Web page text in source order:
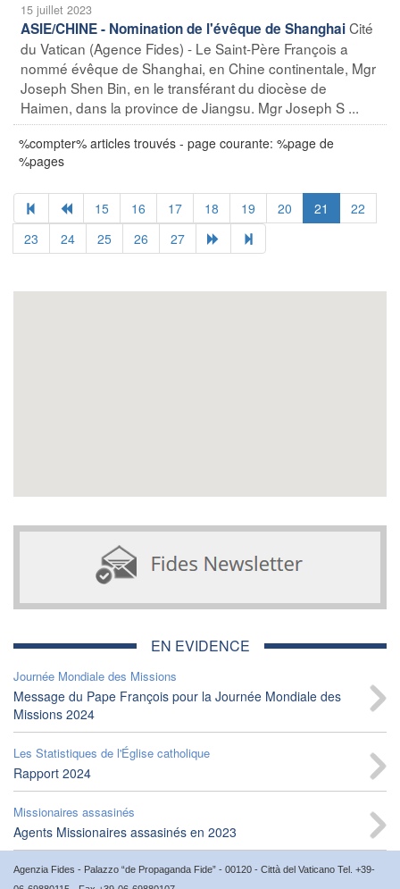
15 juillet 2023
ASIE/CHINE - Nomination de l'évêque de ShanghaiCité
du Vatican (Agence Fides) - Le Saint-Père François a
nommé évêque de Shanghai, en Chine continentale, Mgr
Joseph Shen Bin, en le transférant du diocèse de
Haimen, dans la province de Jiangsu. Mgr Joseph S ...
%compter% articles trouvés - page courante: %page de
%pages
15 16 17 18 19 20 21
22
23
24 25 26 27
EN EVIDENCE
Journée Mondiale des Missions
Message du Pape François pour la Journée Mondiale des
Missions 2024
Les Statistiques de l'Église catholique
Rapport 2024
Missionaires assasinés
Agents Missionaires assasinés en 2023
Agenzia Fides - Palazzo “de Propaganda Fide” - 00120 - Città del Vaticano Tel. +39-